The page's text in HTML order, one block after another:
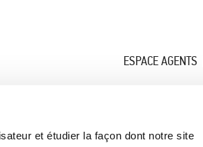
et étudier la façon dont notre site
ESPACE AGENTS